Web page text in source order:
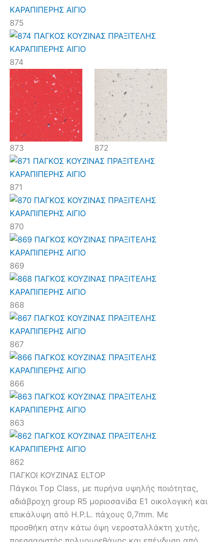
875
874
873 872
871
870
869
868
867
866
863
862
ΠΑΓΚΟΙ ΚΟΥΖΙΝΑΣ ΕLTOP
Πάγκοι Τop Class, με πυρήνα υψηλής ποιότητας,
αδιάβροχη group R5 μοριοσανίδα Ε1 οικολογική και
επικάλυψη από H.P.L. πάχους 0,7mm. Με
προσθήκη στην κάτω όψη νεροσταλλάκτη χυτής,